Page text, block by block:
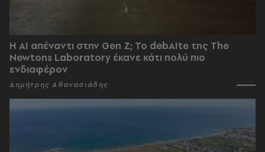
Η AI απέναντι στην Gen Z; Το debAIte της The
Newtons Laboratory έκανε κάτι πολύ πιο
ενδιαφέρον
Δημήτρης Αθανασιάδης